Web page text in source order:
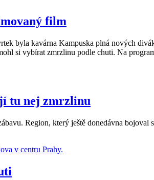
film
byla kavárna Kampuska plná nových
si vybírat zmrzlinu podle chuti. Na
tu nej zmrzlinu
Region, který ještě donedávna bojoval